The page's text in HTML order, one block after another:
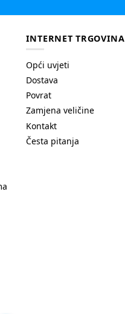
INTERNET TRGOVINA
Opći uvjeti
Dostava
Povrat
Zamjena veličine
Kontakt
Česta pitanja